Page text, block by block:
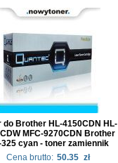
do Brother HL-4150CDN HL-
MFC-9270CDN Brother
325 cyan - toner zamiennik
Cena brutto: 50.35 zł